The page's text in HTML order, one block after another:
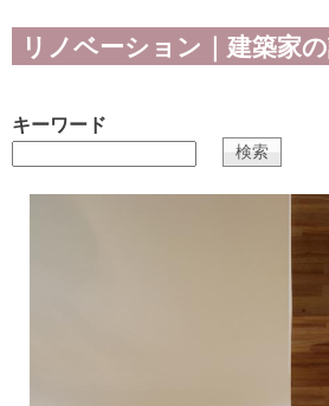
リノベーション｜建築家
キーワード